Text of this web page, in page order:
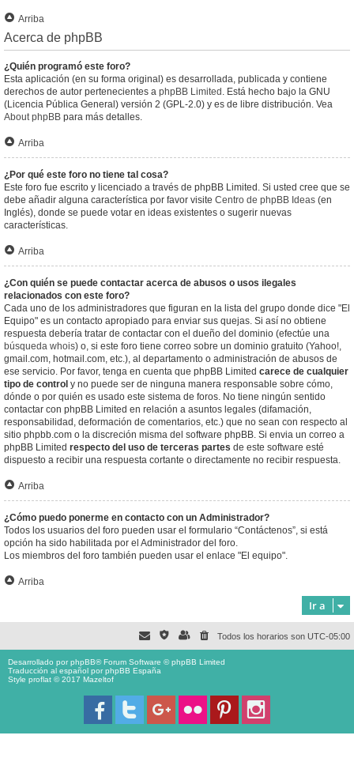
Arriba
Acerca de phpBB
¿Quién programó este foro?
Esta aplicación (en su forma original) es desarrollada, publicada y contiene
derechos de autor pertenecientes a phpBB Limited . Está hecho bajo la GNU
(Licencia Pública General) versión 2 (GPL-2.0) y es de libre distribución. Vea
About phpBB para más detalles.
Arriba
¿Por qué este foro no tiene tal cosa?
Este foro fue escrito y licenciado a través de phpBB Limited. Si usted cree que se
debe añadir alguna característica por favor visite Centro de phpBB Ideas (en
Inglés), donde se puede votar en ideas existentes o sugerir nuevas
características.
Arriba
¿Con quién se puede contactar acerca de abusos o usos ilegales
relacionados con este foro?
Cada uno de los administradores que figuran en la lista del grupo donde dice "El
Equipo" es un contacto apropiado para enviar sus quejas. Si así no obtiene
respuesta debería tratar de contactar con el dueño del dominio (efectúe una
búsqueda whois) o, si este foro tiene correo sobre un dominio gratuito (Yahoo!,
gmail.com, hotmail.com, etc.), al departamento o administración de abusos de
ese servicio. Por favor, tenga en cuenta que phpBB Limited carece de cualquier
tipo de control y no puede ser de ninguna manera responsable sobre cómo,
dónde o por quién es usado este sistema de foros. No tiene ningún sentido
contactar con phpBB Limited en relación a asuntos legales (difamación,
responsabilidad, deformación de comentarios, etc.) que no sean con respecto al
sitio phpbb.com o la discreción misma del software phpBB. Si envia un correo a
phpBB Limited respecto del uso de terceras partes de este software esté
dispuesto a recibir una respuesta cortante o directamente no recibir respuesta.
Arriba
¿Cómo puedo ponerme en contacto con un Administrador?
Todos los usuarios del foro pueden usar el formulario “Contáctenos”, si está
opción ha sido habilitada por el Administrador del foro.
Los miembros del foro también pueden usar el enlace "El equipo".
Arriba
Ir a
Todos los horarios son UTC-05:00
Desarrollado porphpBB® Forum Software © phpBB Limited
Traducción al español porphpBB España
Style proflat © 2017 Mazeltof